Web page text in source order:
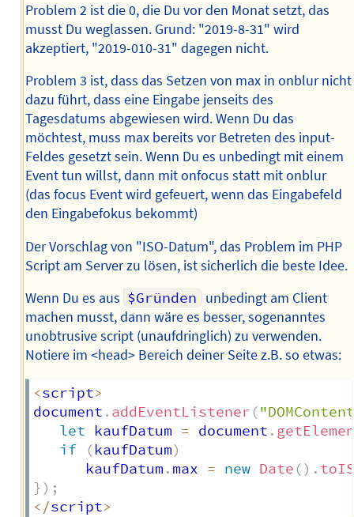
Problem 2 ist die 0, die Du vor den Monat setzt, das
musst Du weglassen. Grund: "2019-8-31" wird
akzeptiert, "2019-010-31" dagegen nicht.
Problem 3 ist, dass das Setzen von max in onblur nicht
dazu führt, dass eine Eingabe jenseits des
Tagesdatums abgewiesen wird. Wenn Du das
möchtest, muss max bereits vor Betreten des input-
Feldes gesetzt sein. Wenn Du es unbedingt mit einem
Event tun willst, dann mit onfocus statt mit onblur
(das focus Event wird gefeuert, wenn das Eingabefeld
den Eingabefokus bekommt)
Der Vorschlag von "ISO-Datum", das Problem im PHP
Script am Server zu lösen, ist sicherlich die beste Idee.
Wenn Du es aus $Gründen unbedingt am Client
machen musst, dann wäre es besser, sogenanntes
unobtrusive script (unaufdringlich) zu verwenden.
Notiere im <head> Bereich deiner Seite z.B. so etwas:
<script>
document . addEventListener (
let kaufDatum = document .
if
(kaufDatum)
      kaufDatum
. max = new Date () .
}) ;
< /script>